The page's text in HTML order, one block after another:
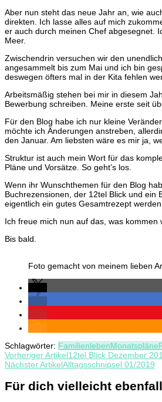
Aber nun steht das neue Jahr an, wie
direkten. Ich lasse alles auf mich
er auch durch meinen Chef abgesegnet.
Meer.
Zwischendrin versuchen wir den
angesammelt bis zum Mai und ich bin
deswegen öfters mal in der Kita fehlen
Arbeitsmäßig stehen bei mir in diesem
Bewerbung schreiben. Meine erste seit
Für den Blog habe ich nur kleine
möchte ich Änderungen anstreben,
den Januar. Am liebsten wäre es mir ja,
Struktur ist auch mein Wort für das
Pläne und Vorsätze. So geht’s los.
Wenn ihr Wunschthemen für den Blog
Buchrezensionen, der 12tel Blick und ein
eigentlich ein gutes Gesamtrezept werden.
Ich freue mich nun auf das, was kommen
Bis bald.
Foto gemacht von meinem lieben
Schlagwörter: FamilienlebenMonatspläne
Beitragsnavigation
Vorheriger Artikel12tel Blick Dezember
Nächster ArtikelAlltagsschnipsel 01/2019
Für dich vielleicht